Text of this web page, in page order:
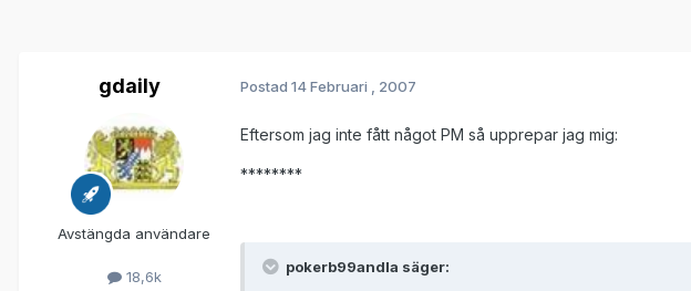
gdaily
Avstängda användare
18,6k
Postad 14 Februari , 2007
Eftersom jag inte fått något PM så upprepar jag mig:
********
pokerb99andla säger: